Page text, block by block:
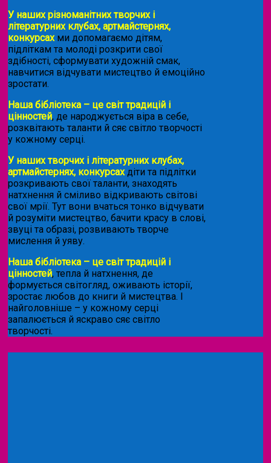
У наших різноманітних творчих і
літературних клубах, артмайстернях,
конкурсахми допомагаємо дітям,
підліткам та молоді розкрити свої
здібності, сформувати художній смак,
навчитися відчувати мистецтво й емоційно
зростати.
Наша бібліотека – це світ традицій і
цінностей, де народжується віра в себе,
розквітають таланти й сяє світло творчості
у кожному серці.
У наших творчих і літературних клубах,
артмайстернях, конкурсахдіти та підлітки
розкривають свої таланти, знаходять
натхнення й сміливо відкривають світові
свої мрії. Тут вони вчаться тонко відчувати
й розуміти мистецтво, бачити красу в слові,
звуці та образі, розвивають творче
мислення й уяву.
Наша бібліотека – це світ традицій і
цінностей, тепла й натхнення, де
формується світогляд, оживають історії,
зростає любов до книги й мистецтва. І
найголовніше – у кожному серці
запалюється й яскраво сяє світло
творчості.